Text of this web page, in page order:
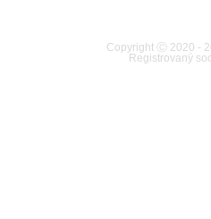
Copyright Ⓒ 2020 -
Registrovaný